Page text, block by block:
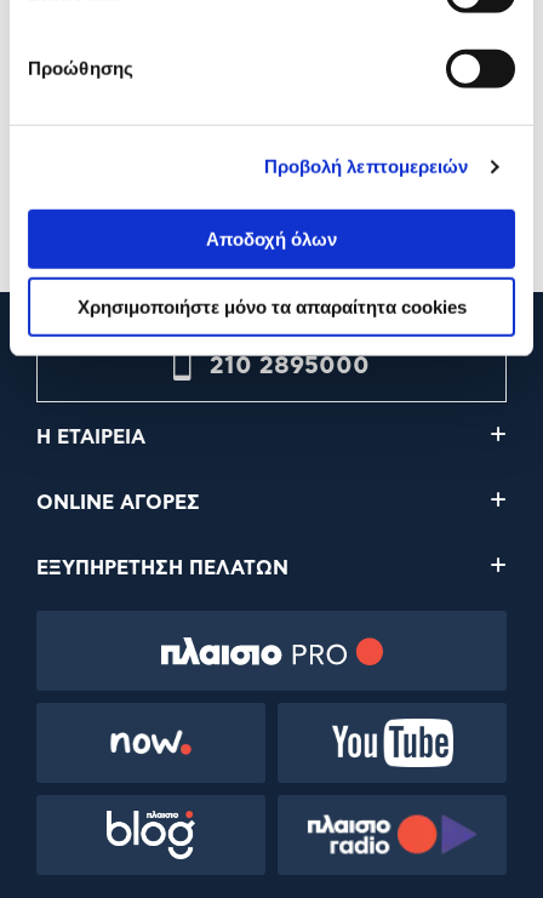
Προώθησης
Προβολή λεπτομερειών
Αποδοχή όλων
Χρησιμοποιήστε μόνο τα απαραίτητα cookies
Sentio Φωτιστικό Γραφείου
Sentio Φωτιστικό
16,90€
210 2895000
Η ΕΤΑΙΡΕΙΑ
ONLINE ΑΓΟΡΕΣ
ΕΞΥΠΗΡΕΤΗΣΗ ΠΕΛΑΤΩΝ